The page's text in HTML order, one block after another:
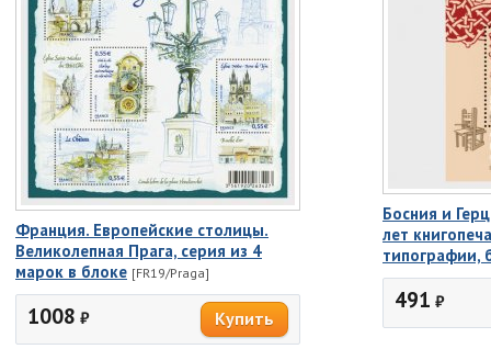
Франция. Европейские столицы.
Великолепная Прага, серия из 4
марок в блоке [FR19/Praga]
1008 ₽
Босния и
лет
типографии,
491 ₽